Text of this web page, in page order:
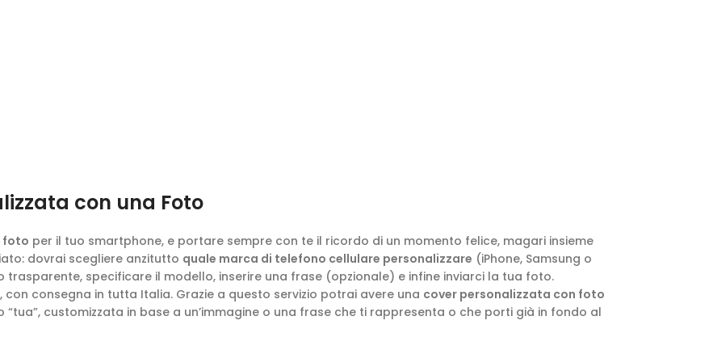
con una Foto
foto per il tuo smartphone, e portare sempre con te il ricordo di un momento felice, magari insieme
dovrai scegliere anzitutto quale marca di telefono cellulare personalizzare (iPhone, Samsung o
specificare il modello, inserire una frase (opzionale) e infine inviarci la tua foto.
consegna in tutta Italia. Grazie a questo servizio potrai avere una cover personalizzata con foto
customizzata in base a un’immagine o una frase che ti rappresenta o che porti già in fondo al